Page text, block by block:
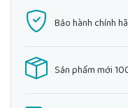
Bảo hành chính
Sản phẩm mới